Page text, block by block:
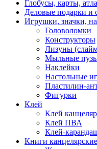
Глобусы, карты,
Деловые подарки и
Игрушки, значки,
Головоломки
Конструкторы
Лизуны
Мыльные
Наклейки
Настольные
Пластилин-
Фигурки
Клей
Клей
Клей ПВА
Клей-
Книги канцелярские